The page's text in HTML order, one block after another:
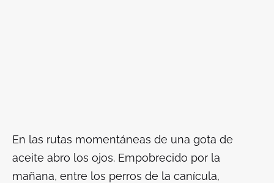
En las rutas momentáneas de una gota de
aceite abro los ojos. Empobrecido por la
mañana, entre los perros de la canícula,